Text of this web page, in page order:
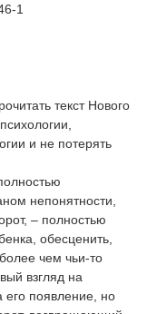
1
текст Нового
и не потерять
непонятности,
– полностью
обесценить,
чем чьи-то
взгляд на
появление, но